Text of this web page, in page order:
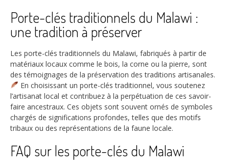
Porte-clés traditionnels du Malawi :
une tradition à préserver
Les porte-clés traditionnels du Malawi, fabriqués à partir de
matériaux locaux comme le bois, la corne ou la pierre, sont
des témoignages de la préservation des traditions artisanales.
En choisissant un porte-clés traditionnel, vous soutenez
l’artisanat local et contribuez à la perpétuation de ces savoir-
faire ancestraux. Ces objets sont souvent ornés de symboles
chargés de significations profondes, telles que des motifs
tribaux ou des représentations de la faune locale.
FAQ sur les porte-clés du Malawi